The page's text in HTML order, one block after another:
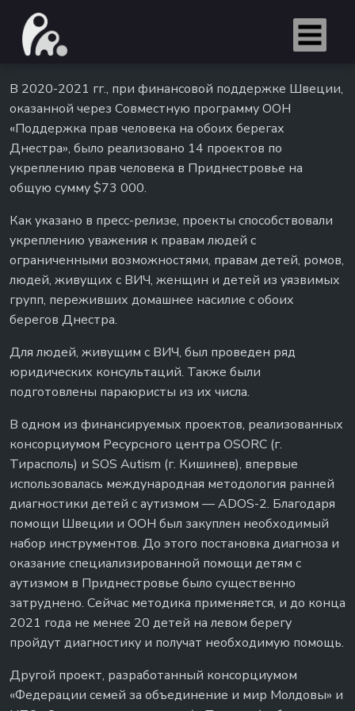
В 2020-2021 гг., при финансовой поддержке Швеции,
оказанной через Совместную программу ООН
«Поддержка прав человека на обоих берегах
Днестра», было реализовано 14 проектов по
укреплению прав человека в Приднестровье на
общую сумму $73 000.
Как указано в пресс-релизе, проекты способствовали
укреплению уважения к правам людей с
ограниченными возможностями, правам детей, ромов,
людей, живущих с ВИЧ, женщин и детей из уязвимых
групп, переживших домашнее насилие с обоих
берегов Днестра.
Для людей, живущим с ВИЧ, был проведен ряд
юридических консультаций. Также были
подготовлены параюристы из их числа.
В одном из финансируемых проектов, реализованных
консорциумом Ресурсного центра OSORC (г.
Тирасполь) и SOS Autism (г. Кишинев), впервые
использовалась международная методология ранней
диагностики детей с аутизмом — ADOS-2. Благодаря
помощи Швеции и ООН был закуплен необходимый
набор инструментов. До этого постановка диагноза и
оказание специализированной помощи детям с
аутизмом в Приднестровье было существенно
затруднено. Сейчас методика применяется, и до конца
2021 года не менее 20 детей на левом берегу
пройдут диагностику и получат необходимую помощь.
Другой проект, разработанный консорциумом
«Федерации семей за объединение и мир Молдовы» и